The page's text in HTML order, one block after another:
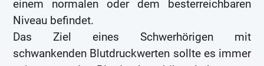
einem normalen oder dem besterreichbaren
Niveau befindet.
Das Ziel eines Schwerhörigen mit
schwankenden Blutdruckwerten sollte es immer